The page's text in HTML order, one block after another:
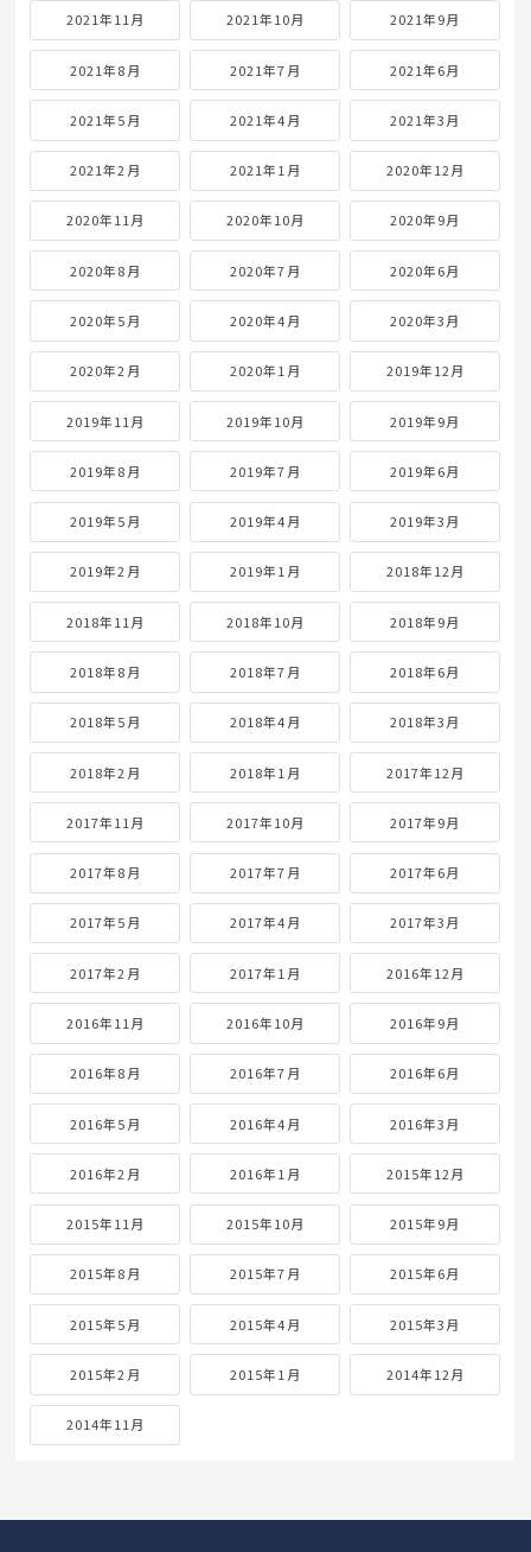
2021年11月 2021年10月 2021年9月
2021年8月 2021年7月 2021年6月
2021年5月 2021年4月 2021年3月
2021年2月 2021年1月 2020年12月
2020年11月 2020年10月 2020年9月
2020年8月 2020年7月 2020年6月
2020年5月 2020年4月 2020年3月
2020年2月 2020年1月 2019年12月
2019年11月 2019年10月 2019年9月
2019年8月 2019年7月 2019年6月
2019年5月 2019年4月 2019年3月
2019年2月 2019年1月 2018年12月
2018年11月 2018年10月 2018年9月
2018年8月 2018年7月 2018年6月
2018年5月 2018年4月 2018年3月
2018年2月 2018年1月 2017年12月
2017年11月 2017年10月 2017年9月
2017年8月 2017年7月 2017年6月
2017年5月 2017年4月 2017年3月
2017年2月 2017年1月 2016年12月
2016年11月 2016年10月 2016年9月
2016年8月 2016年7月 2016年6月
2016年5月 2016年4月 2016年3月
2016年2月 2016年1月 2015年12月
2015年11月 2015年10月 2015年9月
2015年8月 2015年7月 2015年6月
2015年5月 2015年4月 2015年3月
2015年2月 2015年1月 2014年12月
2014年11月